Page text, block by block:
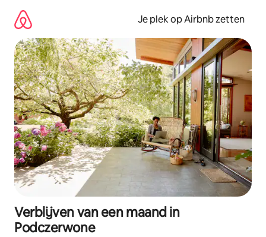
direct
naar
inhoud
Je plek op Airbnb zetten
Verblijven van een maand in
Podczerwone